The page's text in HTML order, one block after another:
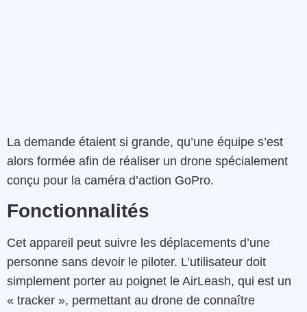
La demande étaient si grande, qu’une équipe s’est
alors formée afin de réaliser un drone spécialement
conçu pour la caméra d’action GoPro.
Fonctionnalités
Cet appareil peut suivre les déplacements d’une
personne sans devoir le piloter. L’utilisateur doit
simplement porter au poignet le AirLeash, qui est un
« tracker », permettant au drone de connaître